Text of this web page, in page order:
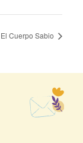
El Cuerpo Sabio